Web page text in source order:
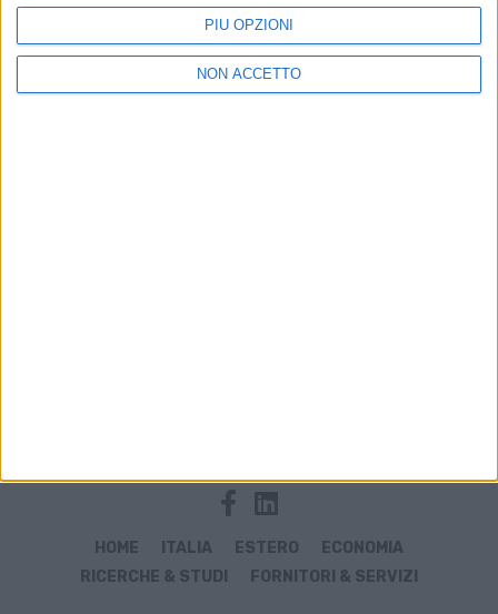
PIÙ OPZIONI
NON ACCETTO
HOME ITALIA ESTERO
ECONOMIA
RICERCHE & STUDI
FORNITORI & SERVIZI